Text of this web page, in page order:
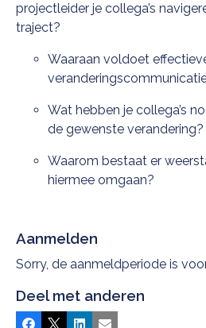
projectleider je collega’s
traject?
Waaraan voldoet
Wat hebben je collega’s
de gewenste verandering?
Waarom bestaat er
hiermee omgaan?
Aanmelden
Sorry, de aanmeldperiode is
Deel met anderen